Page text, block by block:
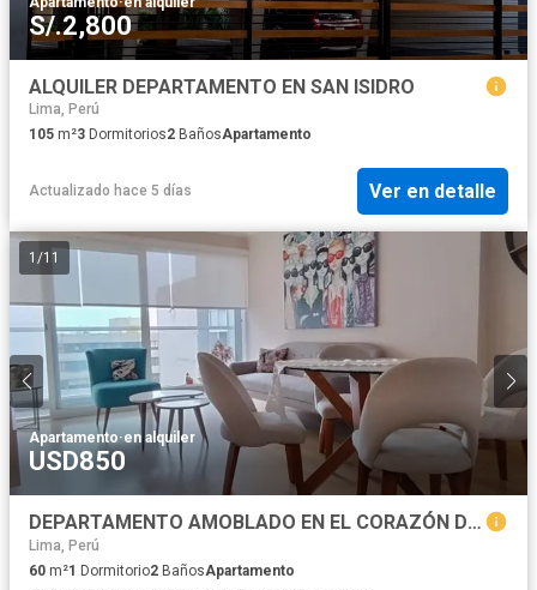
S/.2,800
ALQUILER DEPARTAMENTO EN SAN ISIDRO
Lima, Perú
105 m²3 Dormitorios2 BañosApartamento
Actualizado hace 5 días Ver en detalle
1 /11
Apartamento·en alquiler
USD850
DEPARTAMENTO AMOBLADO EN EL CORAZÓN DE MIRAFLORES
Lima, Perú
60 m²1 Dormitorio2 BañosApartamento